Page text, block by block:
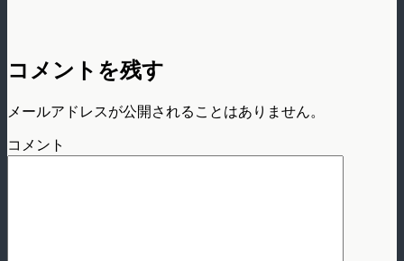
コメントを残す
メールアドレスが公開されることはありません。
コメント